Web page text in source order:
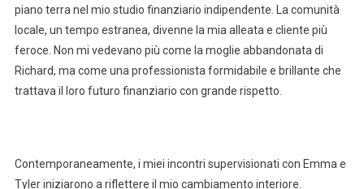
piano terra nel mio studio finanziario indipendente. La comunità
locale, un tempo estranea, divenne la mia alleata e cliente più
feroce. Non mi vedevano più come la moglie abbandonata di
Richard, ma come una professionista formidabile e brillante che
trattava il loro futuro finanziario con grande rispetto.
Contemporaneamente, i miei incontri supervisionati con Emma e
Tyler iniziarono a riflettere il mio cambiamento interiore.